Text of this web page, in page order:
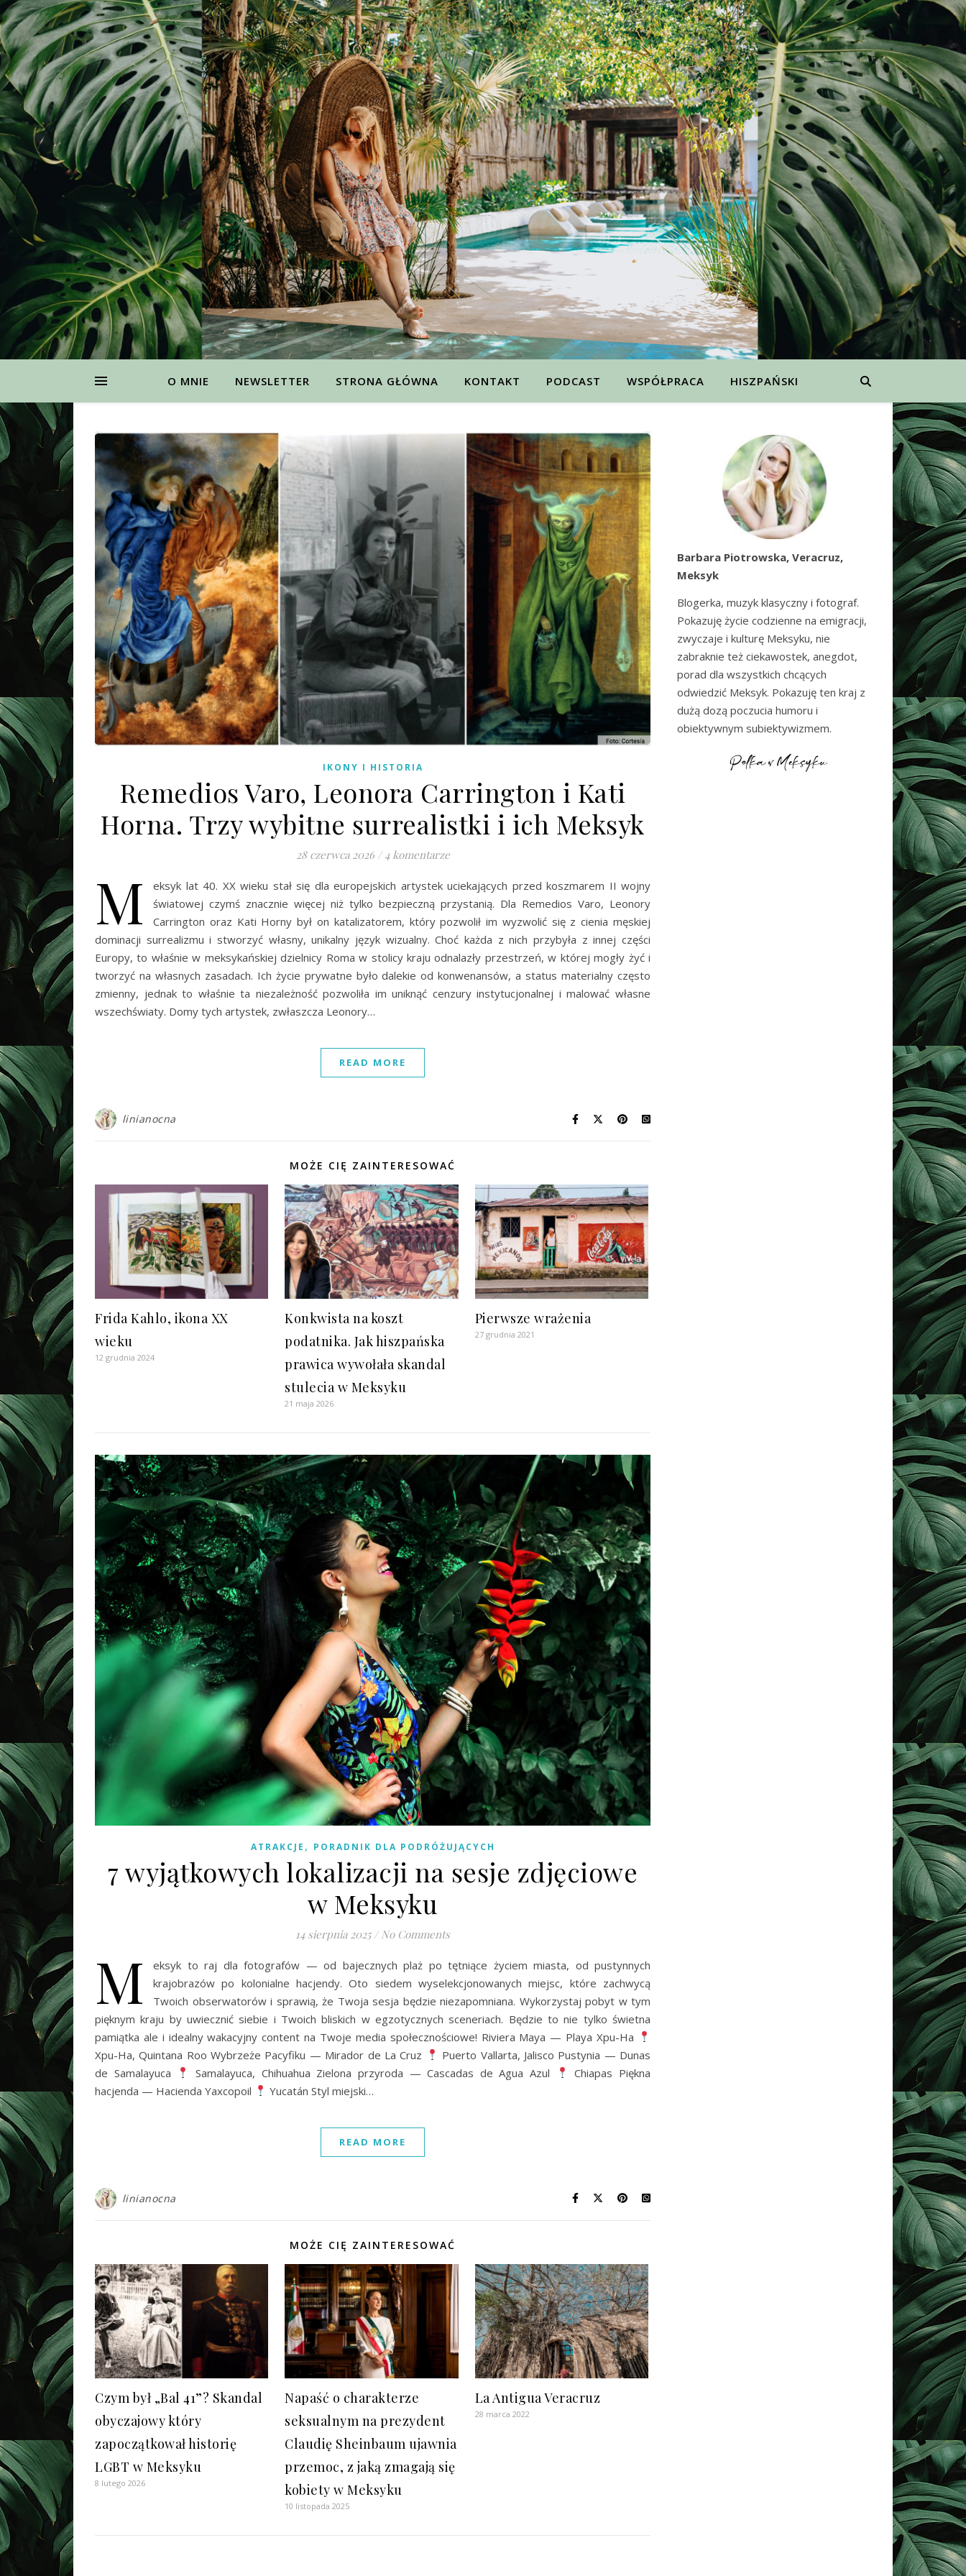
O MNIE NEWSLETTER STRONA GŁÓWNA KONTAKT PODCAST WSPÓŁPRACA HISZPAŃSKI
IKONY I HISTORIA
Remedios Varo, Leonora Carrington i Kati
Horna. Trzy wybitne surrealistki i ich Meksyk
28 czerwca 2026 / 4 komentarze
M
eksyk lat 40. XX wieku stał się dla europejskich artystek uciekających przed koszmarem II wojny
światowej czymś znacznie więcej niż tylko bezpieczną przystanią. Dla Remedios Varo, Leonory
Carrington oraz Kati Horny był on katalizatorem, który pozwolił im wyzwolić się z cienia męskiej
dominacji surrealizmu i stworzyć własny, unikalny język wizualny. Choć każda z nich przybyła z innej części
Europy, to właśnie w meksykańskiej dzielnicy Roma w stolicy kraju odnalazły przestrzeń, w której mogły żyć i
tworzyć na własnych zasadach. Ich życie prywatne było dalekie od konwenansów, a status materialny często
zmienny, jednak to właśnie ta niezależność pozwoliła im uniknąć cenzury instytucjonalnej i malować własne
wszechświaty. Domy tych artystek, zwłaszcza Leonory…
READ MORE
linianocna
MOŻE CIĘ ZAINTERESOWAĆ
Frida Kahlo, ikona XX
wieku
12 grudnia 2024
Konkwista na koszt
podatnika. Jak hiszpańska
prawica wywołała skandal
stulecia w Meksyku
21 maja 2026
Pierwsze wrażenia
27 grudnia 2021
ATRAKCJE , PORADNIK DLA PODRÓŻUJĄCYCH
7 wyjątkowych lokalizacji na sesje zdjęciowe
w Meksyku
14 sierpnia 2025 / No Comments
M
eksyk to raj dla fotografów — od bajecznych plaż po tętniące życiem miasta, od pustynnych
krajobrazów po kolonialne hacjendy. Oto siedem wyselekcjonowanych miejsc, które zachwycą
Twoich obserwatorów i sprawią, że Twoja sesja będzie niezapomniana. Wykorzystaj pobyt w tym
pięknym kraju by uwiecznić siebie i Twoich bliskich w egzotycznych sceneriach. Będzie to nie tylko świetna
pamiątka ale i idealny wakacyjny content na Twoje media społecznościowe! Riviera Maya — Playa Xpu-Ha
Xpu-Ha, Quintana Roo Wybrzeże Pacyfiku — Mirador de La Cruz
Puerto Vallarta, Jalisco Pustynia — Dunas
de Samalayuca
Samalayuca, Chihuahua Zielona przyroda — Cascadas de Agua Azul
Chiapas Piękna
hacjenda — Hacienda Yaxcopoil
Yucatán Styl miejski…
READ MORE
linianocna
MOŻE CIĘ ZAINTERESOWAĆ
Czym był „Bal 41”? Skandal
obyczajowy który
zapoczątkował historię
LGBT w Meksyku
8 lutego 2026
Napaść o charakterze
seksualnym na prezydent
Claudię Sheinbaum ujawnia
przemoc, z jaką zmagają się
kobiety w Meksyku
10 listopada 2025
La Antigua Veracruz
28 marca 2022
Barbara Piotrowska, Veracruz,
Meksyk
Blogerka, muzyk klasyczny i fotograf.
Pokazuję życie codzienne na emigracji,
zwyczaje i kulturę Meksyku, nie
zabraknie też ciekawostek, anegdot,
porad dla wszystkich chcących
odwiedzić Meksyk. Pokazuję ten kraj z
dużą dozą poczucia humoru i
obiektywnym subiektywizmem.